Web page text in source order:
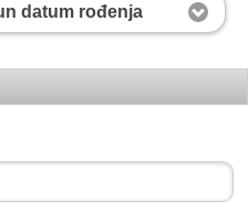
datum rođenja